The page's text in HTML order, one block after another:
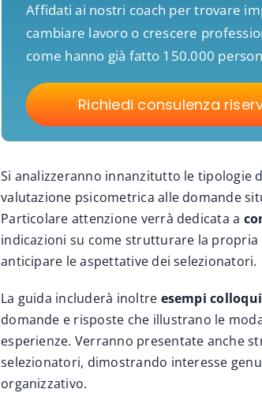
Affidati ai nostri coach per trovare
cambiare lavoro o crescere
come hanno già fatto 150.000
Richiedi consulenza
Si analizzeranno innanzitutto le tipologie
valutazione psicometrica alle domande
Particolare attenzione verrà dedicata a
indicazioni su come strutturare la
anticipare le aspettative dei selezionatori.
La guida includerà inoltre esempi
domande e risposte che illustrano le
esperienze. Verranno presentate anche
selezionatori, dimostrando interesse
organizzativo.